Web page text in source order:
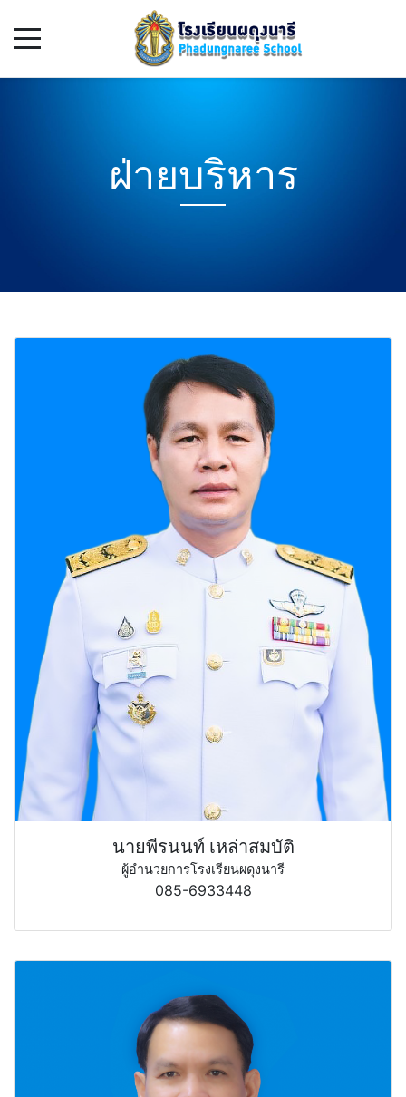
ฝ่ายบริหาร
นายพีรนนท์ เหล่าสมบัติ
ผู้อำนวยการโรงเรียนผดุงนารี
085-6933448